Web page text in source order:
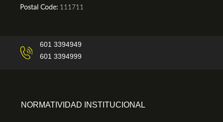
Postal Code: 111711
601 3394949
601 3394999
NORMATIVIDAD INSTITUCIONAL